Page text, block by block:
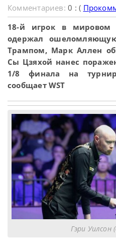
Комментариев:0 : (
18-й игрок в мировом
одержал
Трампом, Марк Аллен
Сы Цзяхой нанес
1/8 финала на
сообщает WST
Гэри Уилсон